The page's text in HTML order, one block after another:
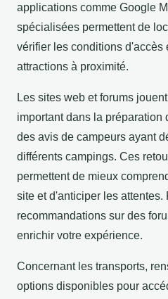
applications comme Google
spécialisées permettent de
vérifier les conditions d'accès
attractions à proximité.
Les sites web et forums
important dans la préparation
des avis de campeurs ayant
différents campings. Ces
permettent de mieux
site et d'anticiper les attentes.
recommandations sur des
enrichir votre expérience.
Concernant les transports,
options disponibles pour